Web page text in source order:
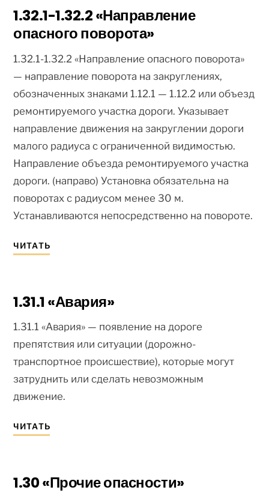
1.32.1-1.32.2 «Направление
опасного поворота»
1.32.1-1.32.2 «Направление опасного поворота»
— направление поворота на закруглениях,
обозначенных знаками 1.12.1 — 1.12.2 или объезд
ремонтируемого участка дороги. Указывает
направление движения на закруглении дороги
малого радиуса с ограниченной видимостью.
Направление объезда ремонтируемого участка
дороги. (направо) Установка обязательна на
поворотах с радиусом менее 30 м.
Устанавливаются непосредственно на повороте.
ЧИТАТЬ
1.31.1 «Авария»
1.31.1 «Авария» — появление на дороге
препятствия или ситуации (дорожно-
транспортное происшествие), которые могут
затруднить или сделать невозможным
движение.
ЧИТАТЬ
1.30 «Прочие опасности»